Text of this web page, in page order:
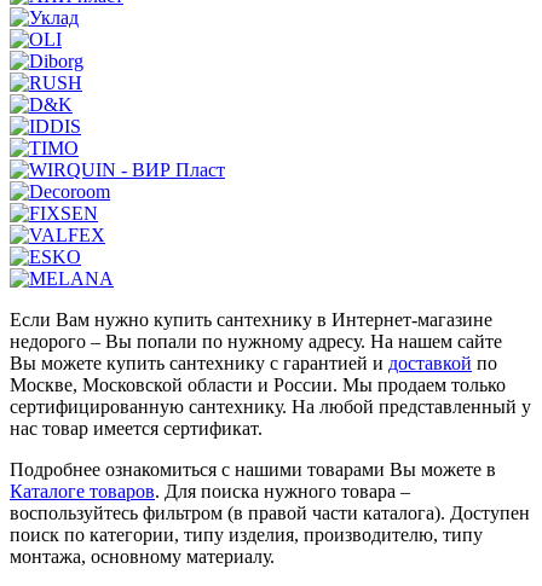
Если Вам нужно купить сантехнику в Интернет-магазине
недорого – Вы попали по нужному адресу. На нашем сайте
Вы можете купить сантехнику с гарантией и доставкой по
Москве, Московской области и России. Мы продаем только
сертифицированную сантехнику. На любой представленный у
нас товар имеется сертификат.
Подробнее ознакомиться с нашими товарами Вы можете в
Каталоге товаров. Для поиска нужного товара –
воспользуйтесь фильтром (в правой части каталога). Доступен
поиск по категории, типу изделия, производителю, типу
монтажа, основному материалу.